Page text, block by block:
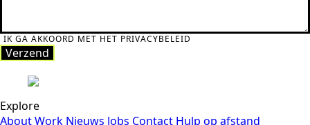
IK GA AKKOORD MET HET PRIVACYBELEID
Verzend
Explore
AboutWork Nieuws Jobs Contact Hulp op afstand